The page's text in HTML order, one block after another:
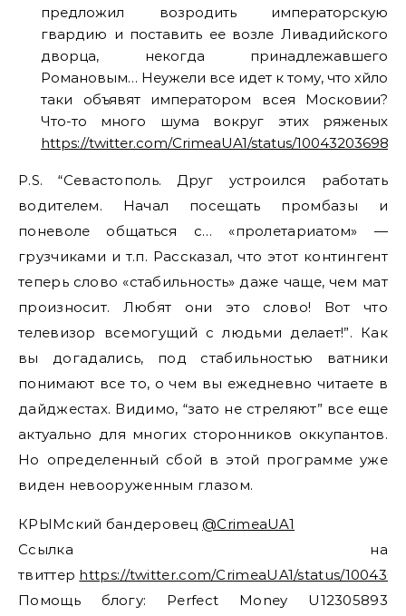
предложил возродить императорскую
гвардию и поставить ее возле Ливадийского
дворца, некогда принадлежавшего
Романовым… Неужели все идет к тому, что хйло
таки объявят императором всея Московии?
Что-то много шума вокруг этих ряженых
https://twitter.com/CrimeaUA1/status/
P.S. “Севастополь. Друг устроился работать
водителем. Начал посещать промбазы и
поневоле общаться с… «пролетариатом» —
грузчиками и т.п. Рассказал, что этот контингент
теперь слово «стабильность» даже чаще, чем мат
произносит. Любят они это слово! Вот что
телевизор всемогущий с людьми делает!”. Как
вы догадались, под стабильностью ватники
понимают все то, о чем вы ежедневно читаете в
дайджестах. Видимо, “зато не стреляют” все еще
актуально для многих сторонников оккупантов.
Но определенный сбой в этой программе уже
виден невооруженным глазом.
КРЫМский бандеровец @CrimeaUA1
Ссылка на
твиттер https://twitter.com/CrimeaUA1/status/
Помощь блогу: Perfect Money U12305893